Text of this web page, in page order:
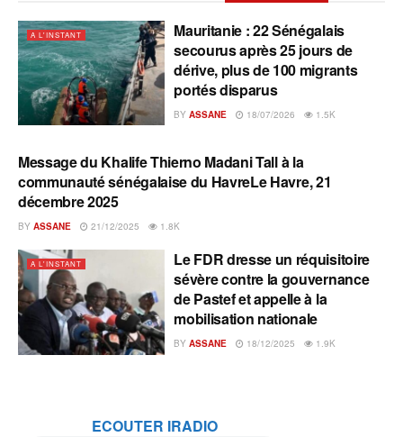
A L'INSTANT
Mauritanie : 22 Sénégalais
secourus après 25 jours de
dérive, plus de 100 migrants
portés disparus
BY ASSANE 18/07/2026 1.5K
A L'INSTANT
Message du Khalife Thierno Madani Tall à la
communauté sénégalaise du HavreLe Havre, 21
décembre 2025
BY ASSANE 21/12/2025 1.8K
A L'INSTANT
Le FDR dresse un réquisitoire
sévère contre la gouvernance
de Pastef et appelle à la
mobilisation nationale
BY ASSANE 18/12/2025 1.9K
ECOUTER IRADIO